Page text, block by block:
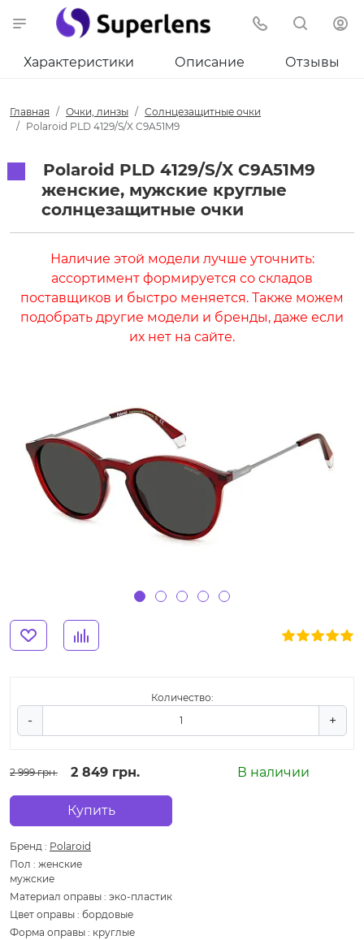
Характеристики Описание Отзывы
Главная Очки, линзы
Солнцезащитные очки
Polaroid PLD 4129/S/X C9A51M9
Polaroid PLD 4129/S/X C9A51M9
женские, мужские круглые
солнцезащитные очки
Наличие этой модели лучше уточнить:
ассортимент формируется со складов
поставщиков и быстро меняется. Также можем
подобрать другие модели и бренды, даже если
их нет на сайте.
Количество:
- +
2 999 грн. 2 849 грн. В наличии
Купить
Бренд : Polaroid
Пол : женские
мужские
Материал оправы : эко-пластик
Цвет оправы : бордовые
Форма оправы : круглые